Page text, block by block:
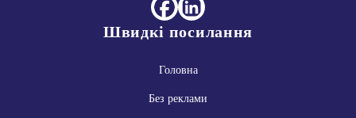
Швидкі посилання
Головна
Без реклами